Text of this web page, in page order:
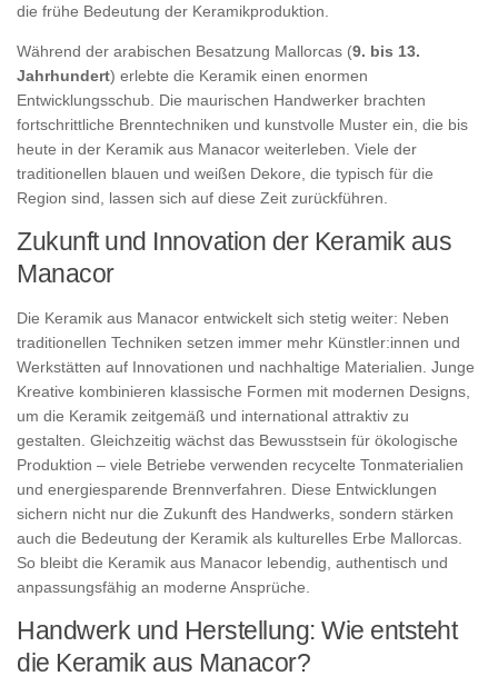
die frühe Bedeutung der Keramikproduktion.
Während der arabischen Besatzung Mallorcas (9. bis 13.
Jahrhundert) erlebte die Keramik einen enormen
Entwicklungsschub. Die maurischen Handwerker brachten
fortschrittliche Brenntechniken und kunstvolle Muster ein, die bis
heute in der Keramik aus Manacor weiterleben. Viele der
traditionellen blauen und weißen Dekore, die typisch für die
Region sind, lassen sich auf diese Zeit zurückführen.
Zukunft und Innovation der Keramik aus
Manacor
Die Keramik aus Manacor entwickelt sich stetig weiter: Neben
traditionellen Techniken setzen immer mehr Künstler:innen und
Werkstätten auf Innovationen und nachhaltige Materialien. Junge
Kreative kombinieren klassische Formen mit modernen Designs,
um die Keramik zeitgemäß und international attraktiv zu
gestalten. Gleichzeitig wächst das Bewusstsein für ökologische
Produktion – viele Betriebe verwenden recycelte Tonmaterialien
und energiesparende Brennverfahren. Diese Entwicklungen
sichern nicht nur die Zukunft des Handwerks, sondern stärken
auch die Bedeutung der Keramik als kulturelles Erbe Mallorcas.
So bleibt die Keramik aus Manacor lebendig, authentisch und
anpassungsfähig an moderne Ansprüche.
Handwerk und Herstellung: Wie entsteht
die Keramik aus Manacor?